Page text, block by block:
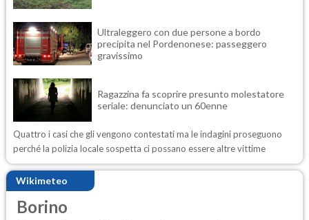
Ultraleggero con due persone a bordo
precipita nel Pordenonese: passeggero
gravissimo
Ragazzina fa scoprire presunto molestatore
seriale: denunciato un 60enne
Quattro i casi che gli vengono contestati ma le indagini proseguono
perché la polizia locale sospetta ci possano essere altre vittime
Wikimeteo
Borino